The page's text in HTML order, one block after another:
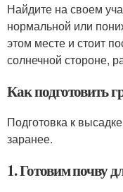
Найдите на своем
нормальной или
этом месте и стоит
солнечной стороне,
Как подготовить
Подготовка к
заранее.
1. Готовим почву